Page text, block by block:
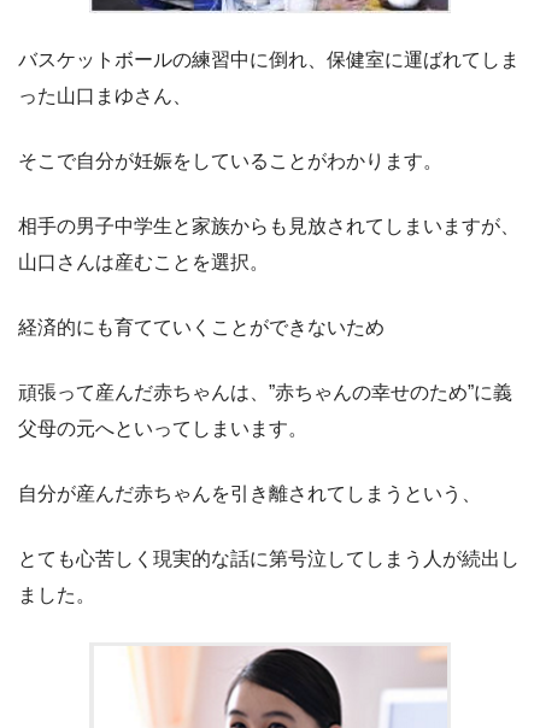
バスケットボールの練習中に倒れ、保健室に運ばれてしま
った山口まゆさん、
そこで自分が妊娠をしていることがわかります。
相手の男子中学生と家族からも見放されてしまいますが、
山口さんは産むことを選択。
経済的にも育てていくことができないため
頑張って産んだ赤ちゃんは、”赤ちゃんの幸せのため”に義
父母の元へといってしまいます。
自分が産んだ赤ちゃんを引き離されてしまうという、
とても心苦しく現実的な話に第号泣してしまう人が続出し
ました。